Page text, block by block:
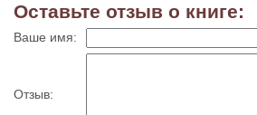
Оставьте отзыв о книге:
Ваше имя:
Отзыв: